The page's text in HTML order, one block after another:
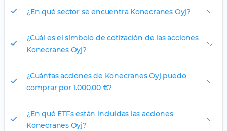
¿En qué sector se encuentra Konecranes Oyj?
¿Cuál es el símbolo de cotización de las acciones
Konecranes Oyj?
¿Cuántas acciones de Konecranes Oyj puedo
comprar por 1.000,00 €?
¿En qué ETFs están incluidas las acciones
Konecranes Oyj?